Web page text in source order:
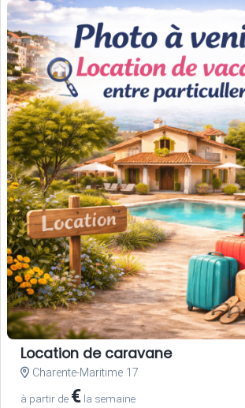
Location de caravane
Charente-Maritime 17
à partir de € la semaine